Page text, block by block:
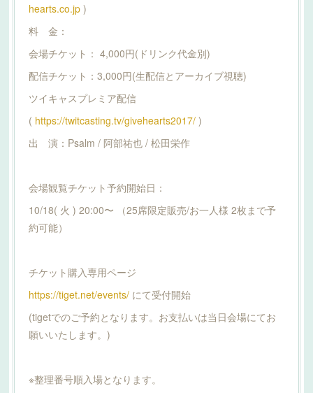
hearts.co.jp)
料 金：
会場チケット： 4,000円(ドリンク代金別)
配信チケット：3,000円(生配信とアーカイブ視聴)
ツイキャスプレミア配信
( https://twitcasting.tv/givehearts2017/)
出 演：Psalm / 阿部祐也 / 松田栄作
会場観覧チケット予約開始日：
10/18( 火 ) 20:00〜 （25席限定販売/お一人様 2枚まで予
約可能）
チケット購入専用ページ
https://tiget.net/events/にて受付開始
(tigetでのご予約となります。お支払いは当日会場にてお
願いいたします。)
※整理番号順入場となります。